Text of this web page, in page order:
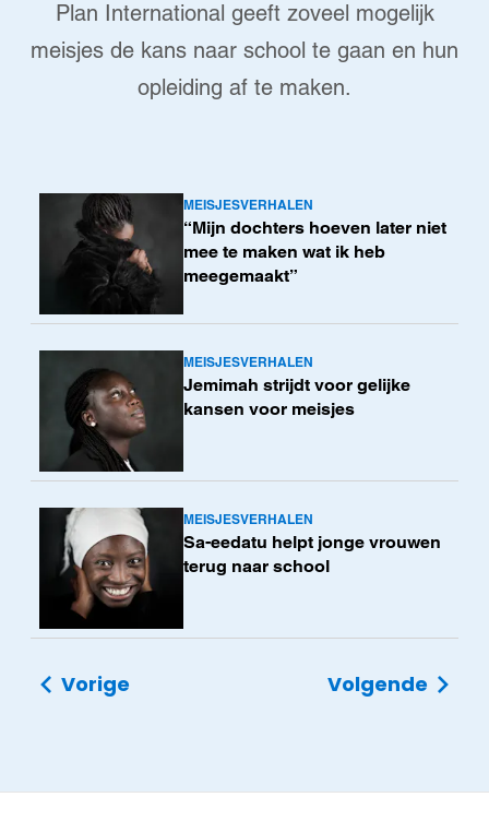
Plan International geeft zoveel mogelijk
meisjes de kans naar school te gaan en hun
opleiding af te maken.
MEISJESVERHALEN
“Mijn dochters hoeven later niet
mee te maken wat ik heb
meegemaakt”
meer
MEISJESVERHALEN
Jemimah strijdt voor gelijke
kansen voor meisjes
meer
MEISJESVERHALEN
Sa-eedatu helpt jonge vrouwen
terug naar school
Lees
meer
Vorige Volgende